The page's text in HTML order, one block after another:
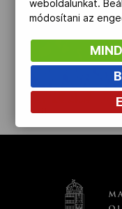
Adatbank
kinyit
weboldalunkat.
módosítani az